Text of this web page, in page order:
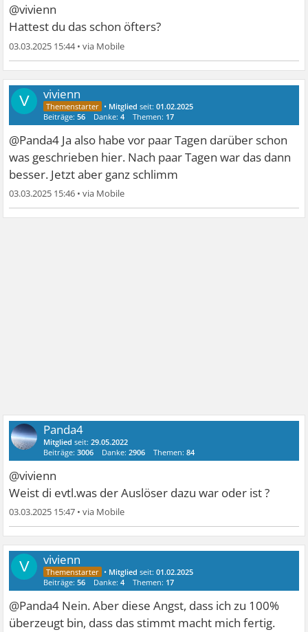
@vivienn
Hattest du das schon öfters?
03.03.2025 15:44•
V vivienn
• Mitglied seit:01.02.2025
Beiträge:56 Danke:4 Themen: 17
@Panda4 Ja also habe vor paar Tagen darüber schon
was geschrieben hier. Nach paar Tagen war das dann
besser. Jetzt aber ganz schlimm
03.03.2025 15:46 •
Panda4
Mitglied seit:29.05.2022
Beiträge:3006 Danke:2906 Themen:84
@vivienn
Weist di evtl.was der Auslöser dazu war oder ist ?
03.03.2025 15:47 •
V vivienn
• Mitglied seit:01.02.2025
Beiträge:56 Danke:4 Themen: 17
@Panda4 Nein. Aber diese Angst, dass ich zu 100%
überzeugt bin, dass das stimmt macht mich fertig.